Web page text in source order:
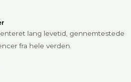
lang levetid, gennemtestede
fra hele verden.